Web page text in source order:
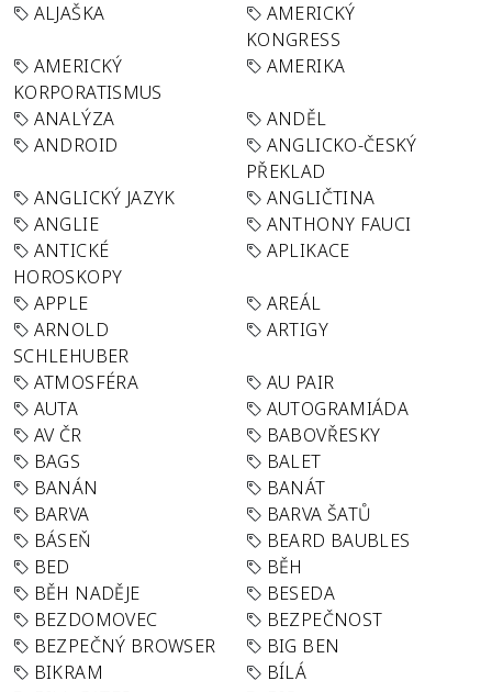
ALJAŠKA
AMERICKÝ
KONGRESS
AMERICKÝ
KORPORATISMUS
AMERIKA
ANALÝZA
ANDĚL
ANDROID
ANGLICKO-ČESKÝ
PŘEKLAD
ANGLICKÝ JAZYK
ANGLIČTINA
ANGLIE
ANTHONY FAUCI
ANTICKÉ
HOROSKOPY
APLIKACE
APPLE
AREÁL
ARNOLD
SCHLEHUBER
ARTIGY
ATMOSFÉRA
AU PAIR
AUTA
AUTOGRAMIÁDA
AV ČR
BABOVŘESKY
BAGS
BALET
BANÁN
BANÁT
BARVA
BARVA ŠATŮ
BÁSEŇ
BEARD BAUBLES
BED
BĚH
BĚH NADĚJE
BESEDA
BEZDOMOVEC
BEZPEČNOST
BEZPEČNÝ BROWSER
BIG BEN
BIKRAM
BÍLÁ